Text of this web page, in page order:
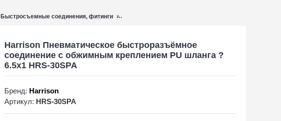
Быстросъемные соединения, фитинги
Harrison Пневматическое быстроразъёмное
соединение с обжимным креплением PU шланга ?
6.5х1 HRS-30SPA
Бренд: Harrison
Артикул: HRS-30SPA